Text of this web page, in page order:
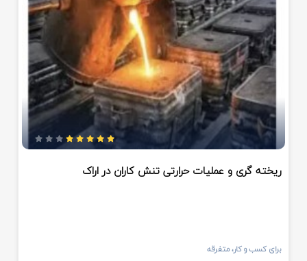
ریخته گری و‌ عملیات حرارتی تنش کاران در اراک
برای کسب و کار، متفرقه